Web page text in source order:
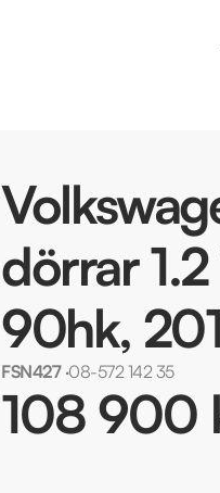
dörrar
90hk,
FSN427·08-572 142 35
108 900